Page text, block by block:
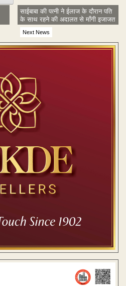
Next News
साईबाबा की पत्नी ने ईलाज के दौरान पति
के साथ रहने की अदालत से माँगी इजाजत